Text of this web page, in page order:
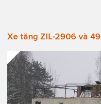
Xe tăng ZIL-2906 và